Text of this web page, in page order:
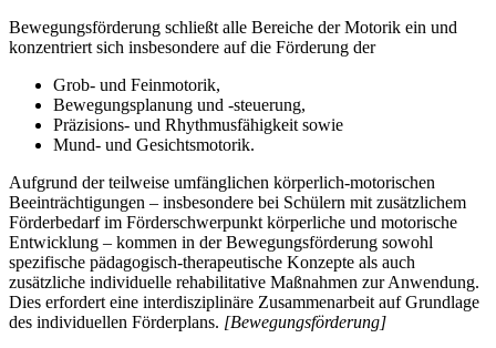
Bewegungsförderung schließt alle Bereiche der Motorik ein und
konzentriert sich insbesondere auf die Förderung der
Grob- und Feinmotorik,
Bewegungsplanung und -steuerung,
Präzisions- und Rhythmusfähigkeit sowie
Mund- und Gesichtsmotorik.
Aufgrund der teilweise umfänglichen körperlich-motorischen
Beeinträchtigungen – insbesondere bei Schülern mit zusätzlichem
Förderbedarf im Förderschwerpunkt körperliche und motorische
Entwicklung – kommen in der Bewegungsförderung sowohl
spezifische pädagogisch-therapeutische Konzepte als auch
zusätzliche individuelle rehabilitative Maßnahmen zur Anwendung.
Dies erfordert eine interdisziplinäre Zusammenarbeit auf Grundlage
des individuellen Förderplans. [Bewegungsförderung]